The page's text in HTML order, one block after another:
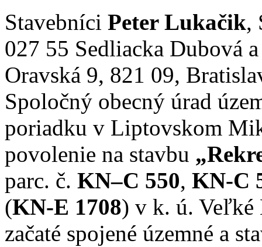
Stavebníci Peter Lukačik,
027 55 Sedliacka Dubová
Oravská 9, 821 09,
Spoločný obecný úrad
poriadku v Liptovskom
povolenie na stavbu
parc. č. KN–C 550, KN-C
(KN-E 1708) v k. ú. Veľké
začaté spojené územné a